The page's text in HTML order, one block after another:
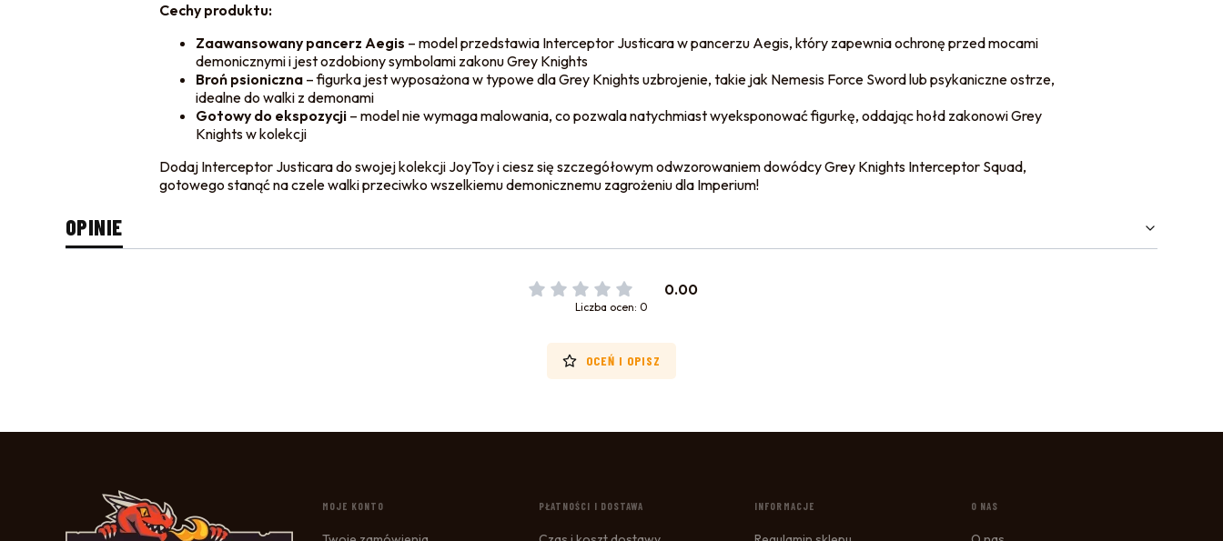
Cechy produktu:
Zaawansowany pancerz Aegis – model przedstawia Interceptor Justicara w pancerzu Aegis, który zapewnia ochronę przed mocami
demonicznymi i jest ozdobiony symbolami zakonu Grey Knights
Broń psioniczna– figurka jest wyposażona w typowe dla Grey Knights uzbrojenie, takie jak Nemesis Force Sword lub psykaniczne ostrze,
idealne do walki z demonami
Gotowy do ekspozycji– model nie wymaga malowania, co pozwala natychmiast wyeksponować figurkę, oddając hołd zakonowi Grey
Knights w kolekcji
Dodaj Interceptor Justicara do swojej kolekcji JoyToy i ciesz się szczegółowym odwzorowaniem dowódcy Grey Knights Interceptor Squad,
gotowego stanąć na czele walki przeciwko wszelkiemu demonicznemu zagrożeniu dla Imperium!
OPINIE
0.00
Liczba ocen: 0
OCEŃ I OPISZ
LINKI W STOPCE
MOJE KONTO PŁATNOŚCI I DOSTAWA INFORMACJE O NAS